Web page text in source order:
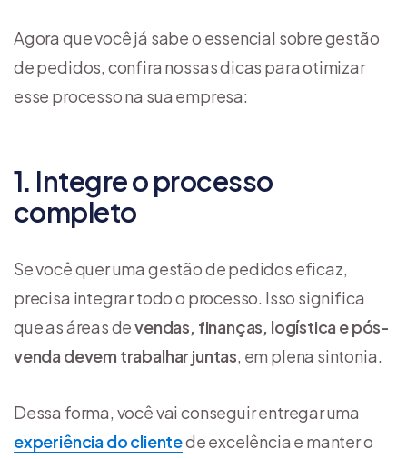
Agora que você já sabe o essencial sobre gestão
de pedidos, confira nossas dicas para otimizar
esse processo na sua empresa:
1. Integre o processo
completo
Se você quer uma gestão de pedidos eficaz,
precisa integrar todo o processo. Isso significa
que as áreas devendas, finanças, logística e pós-
venda devem trabalhar juntas, em plena sintonia.
Dessa forma, você vai conseguir entregar uma
experiência do clientede excelência e manter o